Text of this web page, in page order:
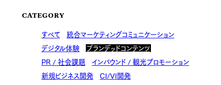
CATEGORY
すべて 統合マーケティングコミュニケーション
デジタル体験
ブランデッドコンテンツ
PR / 社会課題 インバウンド / 観光プロモーション
新規ビジネス開発 CI/VI開発